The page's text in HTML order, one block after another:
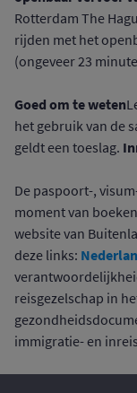
Rotterdam The
rijden met het
(ongeveer 23
Goed om te weten
het gebruik van de
geldt een toeslag.
De paspoort-,
moment van
website van
deze links:
reisgezelschap in
immigratie- en